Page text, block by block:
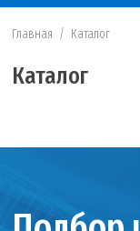
Главная / Каталог
Каталог